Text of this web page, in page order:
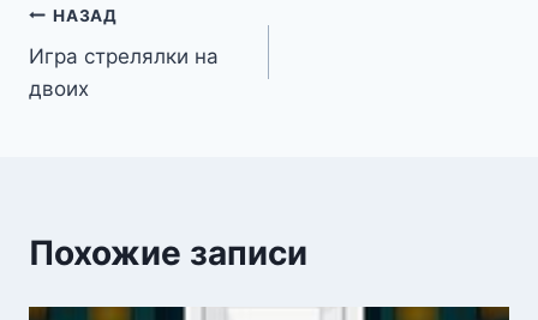
Навигация
по
НАЗАД
Игра стрелялки на
двоих
Похожие записи